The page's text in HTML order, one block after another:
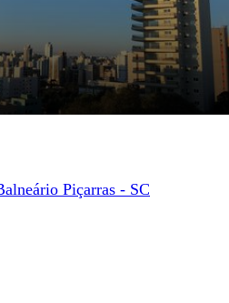
Piçarras - SC